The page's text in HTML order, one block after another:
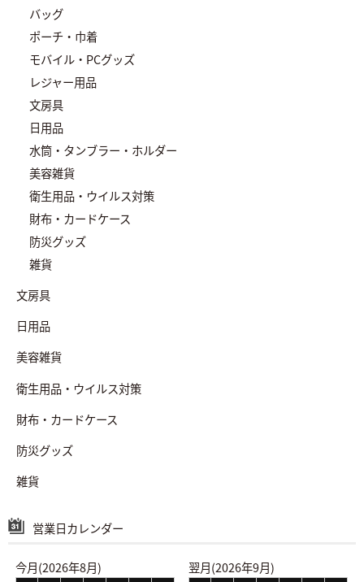
バッグ
ポーチ・巾着
モバイル・PCグッズ
レジャー用品
文房具
日用品
水筒・タンブラー・ホルダー
美容雑貨
衛生用品・ウイルス対策
財布・カードケース
防災グッズ
雑貨
文房具
日用品
美容雑貨
衛生用品・ウイルス対策
財布・カードケース
防災グッズ
雑貨
営業日カレンダー
今月(2026年8月)
翌月(2026年9月)